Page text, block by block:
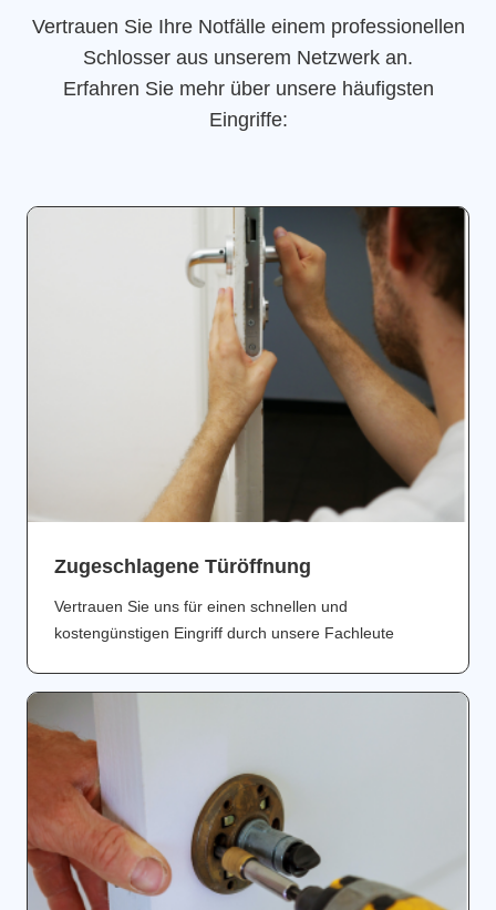
Vertrauen Sie Ihre Notfälle einem professionellen
Schlosser aus unserem Netzwerk an.
Erfahren Sie mehr über unsere häufigsten
Eingriffe:
Zugeschlagene Türöffnung
Vertrauen Sie uns für einen schnellen und
kostengünstigen Eingriff durch unsere Fachleute